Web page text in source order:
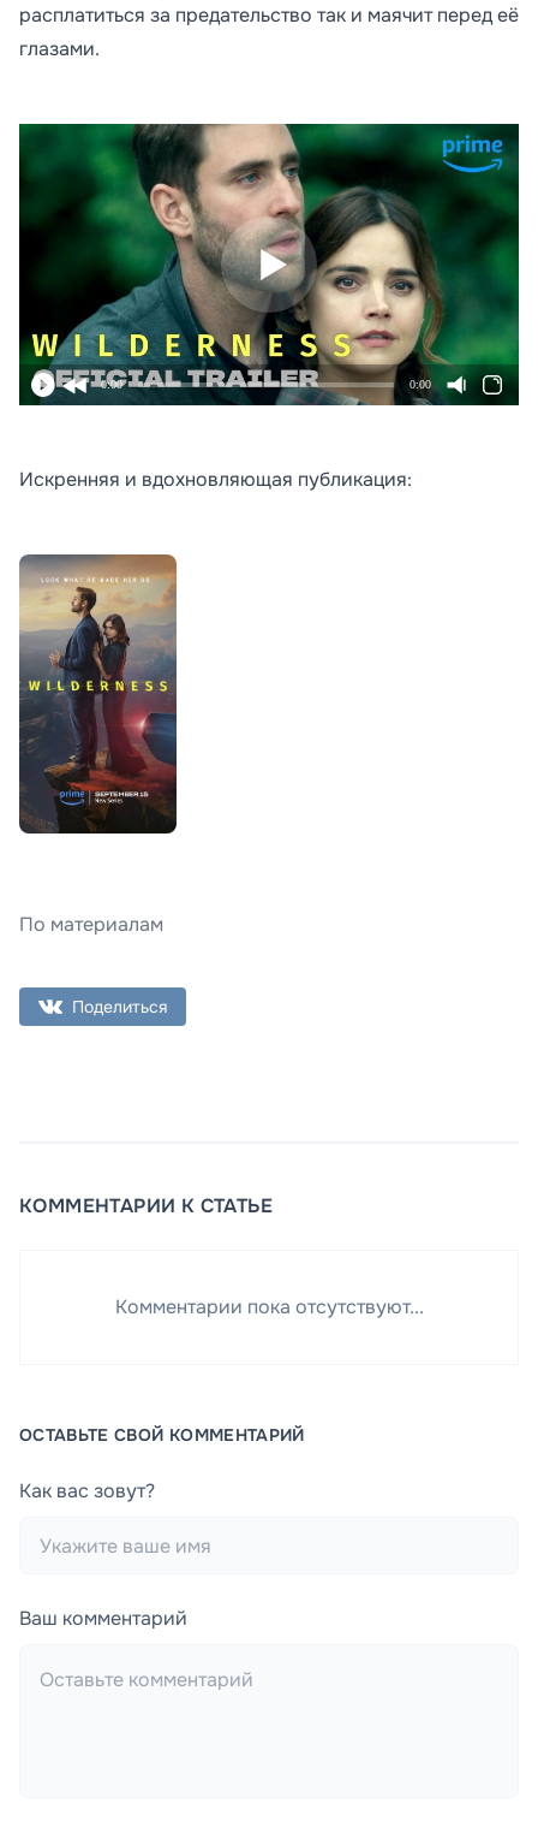
расплатиться за предательство так и маячит перед её
глазами.
0:00 0:00
Искренняя и вдохновляющая публикация:
По материалам
Поделиться
КОММЕНТАРИИ К СТАТЬЕ
Комментарии пока отсутствуют...
ОСТАВЬТЕ СВОЙ КОММЕНТАРИЙ
Как вас зовут?
Ваш комментарий